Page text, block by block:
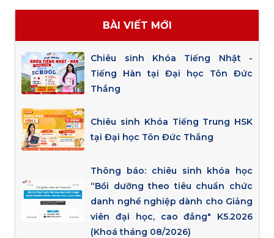
BÀI VIẾT MỚI
Chiêu sinh Khóa Tiếng Nhật -
Tiếng Hàn tại Đại học Tôn Đức
Thắng
Chiêu sinh Khóa Tiếng Trung HSK
tại Đại học Tôn Đức Thắng
Thông báo: chiêu sinh khóa học
“Bồi dưỡng theo tiêu chuẩn chức
danh nghề nghiệp dành cho Giảng
viên đại học, cao đẳng" K5.2026
(Khoá tháng 08/2026)